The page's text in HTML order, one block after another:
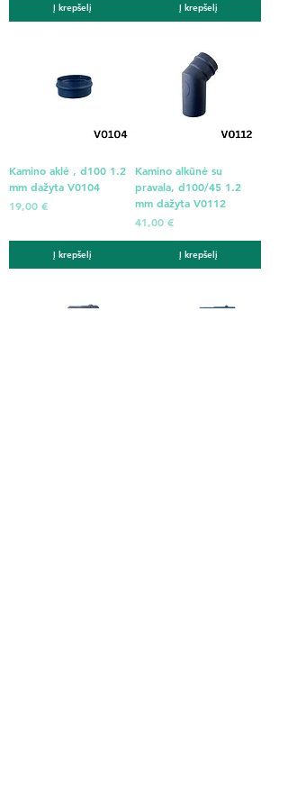
Į krepšelį Į krepšelį
Kamino aklė , d100 1.2
mm dažyta V0104
Kaina
19,00 €
Į krepšelį
Kamino alkūnė su
pravala, d100/45 1.2
mm dažyta V0112
Kaina
41,00 €
Į krepšelį